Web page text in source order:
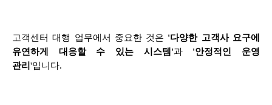
고객센터 대행 업무에서 중요한 것은 '다양한 고객사 요구에
유연하게 대응할 수 있는 시스템'과 '안정적인 운영
관리 '입니다.